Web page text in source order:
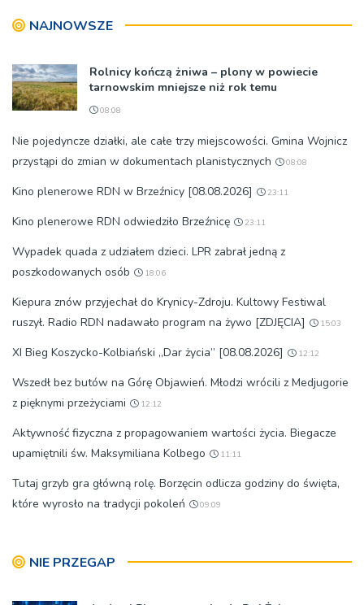
NAJNOWSZE
Rolnicy kończą żniwa – plony w powiecie
tarnowskim mniejsze niż rok temu
08:08
Nie pojedyncze działki, ale całe trzy miejscowości. Gmina Wojnicz
przystąpi do zmian w dokumentach planistycznych
08:08
Kino plenerowe RDN w Brzeźnicy [08.08.2026] 23:11
Kino plenerowe RDN odwiedziło Brzeźnicę 23:11
Wypadek quada z udziałem dzieci. LPR zabrał jedną z
poszkodowanych osób
18:06
Kiepura znów przyjechał do Krynicy-Zdroju. Kultowy Festiwal
ruszył. Radio RDN nadawało program na żywo [ZDJĘCIA]
15:03
XI Bieg Koszycko-Kolbiański „Dar życia” [08.08.2026] 12:12
Wszedł bez butów na Górę Objawień. Młodzi wrócili z Medjugorie
z pięknymi przeżyciami
12:12
Aktywność fizyczna z propagowaniem wartości życia. Biegacze
upamiętnili św. Maksymiliana Kolbego
11:11
Tutaj grzyb gra główną rolę. Borzęcin odlicza godziny do święta,
które wyrosło na tradycji pokoleń
09:09
NIE PRZEGAP